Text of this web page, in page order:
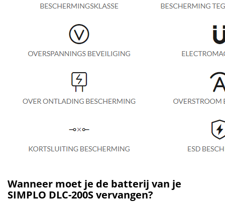
Wanneer moet je de batterij van je
SIMPLO DLC-200S vervangen?